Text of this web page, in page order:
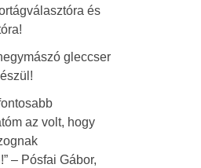
és
gleccser
az volt, hogy
– Pósfai Gábor,